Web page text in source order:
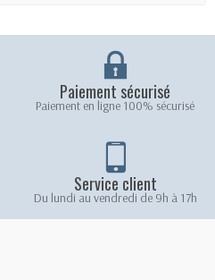
Paiement sécurisé
Paiement en ligne 100% sécurisé
Service client
Du lundi au vendredi de 9h à 17h